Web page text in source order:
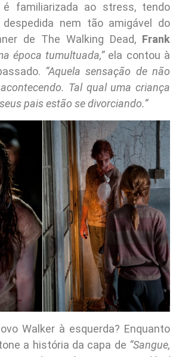
é familiarizada ao stress, tendo
nem tão amigável do
de The Walking Dead, Frank
época tumultuada,”ela contou à
“Aquela sensação de não
Tal qual uma criança
pais estão se divorciando.”
Walker à esquerda? Enquanto
a história da capa de “Sangue,